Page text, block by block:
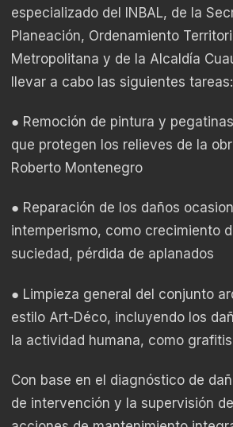
especializado del INBAL, de la
Planeación, Ordenamiento
Metropolitana y de la Alcaldía
llevar a cabo las siguientes tareas:
● Remoción de pintura y
que protegen los relieves de la
Roberto Montenegro
● Reparación de los daños
intemperismo, como crecimiento
suciedad, pérdida de aplanados
● Limpieza general del conjunto
estilo Art-Déco, incluyendo los
la actividad humana, como
Con base en el diagnóstico de
de intervención y la supervisión